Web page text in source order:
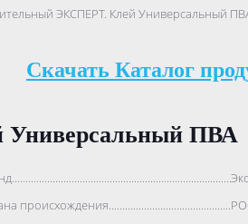
ЭКСПЕРТ. Клей Универсальный
Скачать Каталог
ПВА